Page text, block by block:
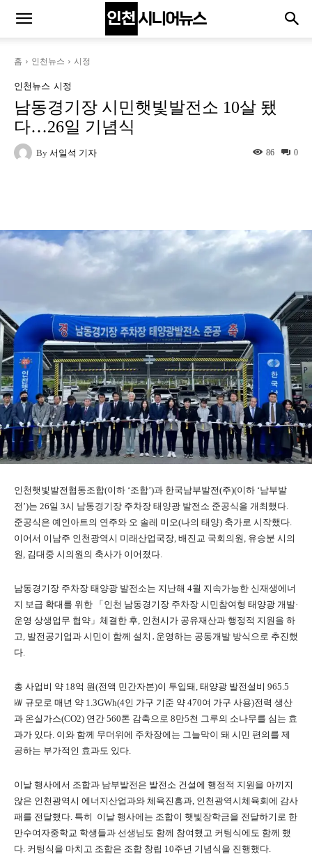
홈 인천뉴스 시정
인천뉴스 시정
남동경기장 시민햇빛발전소 10살 됐
다…26일 기념식
By 서일석 기자 0
86
인천햇빛발전협동조합(이하 ‘조합’)과 한국남부발전(주)(이하 ‘남부발
전’)는 26일 3시 남동경기장 주차장 태양광 발전소 준공식을 개최했다.
준공식은 예인아트의 연주와 오 솔레 미오(나의 태양) 축가로 시작했다.
이어서 이남주 인천광역시 미래산업국장, 배진교 국회의원, 유승분 시의
원, 김대중 시의원의 축사가 이어졌다.
남동경기장 주차장 태양광 발전소는 지난해 4월 지속가능한 신재생에너
지 보급 확대를 위한 「인천 남동경기장 주차장 시민참여형 태양광 개발·
운영 상생업무 협약」체결한 후, 인천시가 공유재산과 행정적 지원을 하
고, 발전공기업과 시민이 함께 설치․운영하는 공동개발 방식으로 추진했
다.
총 사업비 약 18억 원(전액 민간자본)이 투입돼, 태양광 발전설비 965.5
㎾ 규모로 매년 약 1.3GWh(4인 가구 기준 약 470여 가구 사용)전력 생산
과 온실가스(CO2) 연간 560톤 감축으로 8만5천 그루의 소나무를 심는 효
과가 있다. 이와 함께 무더위에 주차장에는 그늘막이 돼 시민 편의를 제
공하는 부가적인 효과도 있다.
이날 행사에서 조합과 남부발전은 발전소 건설에 행정적 지원을 아끼지
않은 인천광역시 에너지산업과와 체육진흥과, 인천광역시체육회에 감사
패를 전달했다. 특히 이날 행사에는 조합이 햇빛장학금을 전달하기로 한
만수여자중학교 학생들과 선생님도 함께 참여했고 커팅식에도 함께 했
다. 커팅식을 마치고 조합은 조합 창립 10주년 기념식을 진행했다.